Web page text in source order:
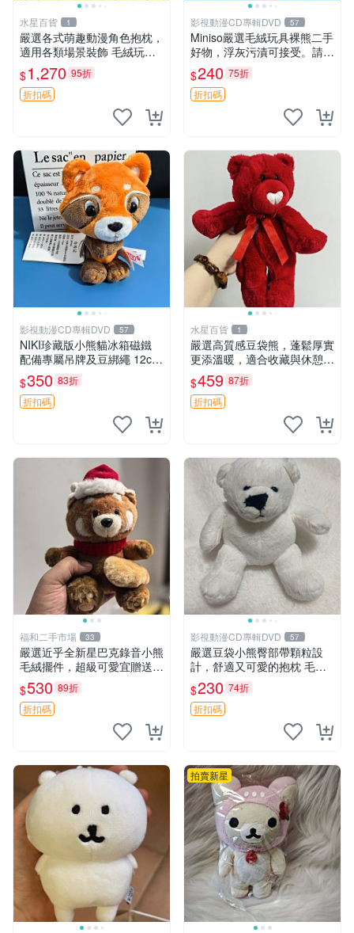
水星百貨 1
嚴選各式萌趣動漫角色抱枕，
適用各類場景裝飾 毛絨玩
具、卡通抱枕、趣味玩偶
$1,270 95折
折扣碼
影視動漫CD專輯DVD 57
Miniso嚴選毛絨玩具裸熊二手
好物，浮灰污漬可接受。請詳
閱照片再下單，售出不退不
換。全新品相收藏推薦。 裸
熊 毛絨玩具 收藏
$240 75折
折扣碼
影視動漫CD專輯DVD 57
NIKI珍藏版小熊貓冰箱磁鐵
配備專屬吊牌及豆綁繩 12cm
廢品嚴選 好評推薦 小熊貓冰
箱貼 磁鐵掛件 冰箱飾品
$350 83折
折扣碼
水星百貨 1
嚴選高質感豆袋熊，蓬鬆厚實
更添溫暖，適合收藏與休憩。
前胸填充飽滿，背部亦具優雅
設計。 豆袋熊 保暖 溫柔 蓬
松
$459 87折
折扣碼
福和二手市場 33
嚴選近乎全新星巴克錄音小熊
毛絨擺件，超級可愛宜贈送掛
飾 錄音小熊 毛絨擺件 贈品
$530 89折
折扣碼
影視動漫CD專輯DVD 57
嚴選豆袋小熊臀部帶顆粒設
計，舒適又可愛的抱枕 毛絨
抱枕、臀部按摩、坐墊
$230 74折
折扣碼
拍賣新星